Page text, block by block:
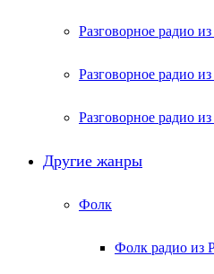
Разговорное радио
Разговорное радио из
Разговорное радио
Другие жанры
Фолк
Фолк радио из